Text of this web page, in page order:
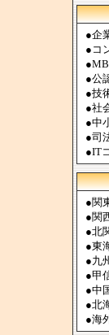
●企
● コ
●
●公
●技
●社
●中
●司
●IT
●関
●関
●北
●東
●九
●甲
●中
●北
●海